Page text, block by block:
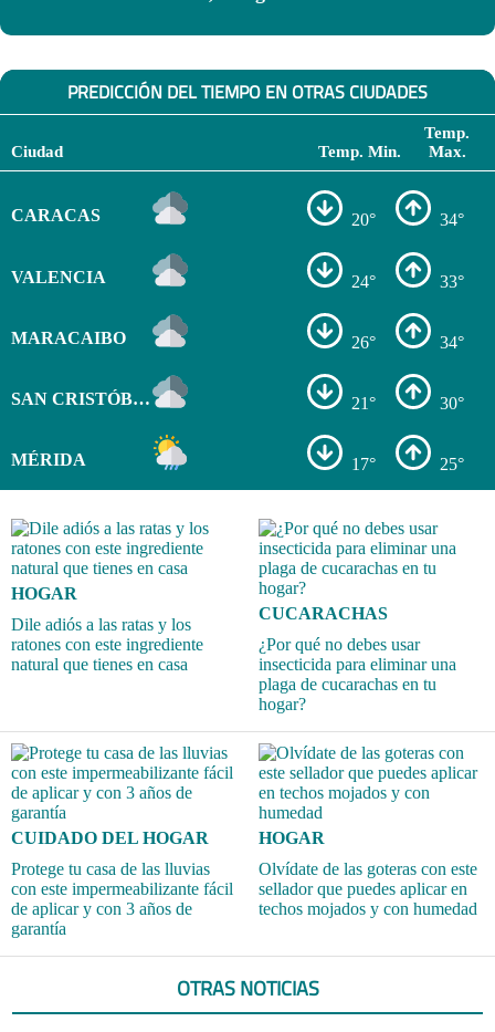
PREDICCIÓN DEL TIEMPO EN OTRAS CIUDADES
Ciudad Temp. Min.
Temp.
Max.
CARACAS 20° 34°
VALENCIA 24° 33°
MARACAIBO 26° 34°
SAN CRISTÓBAL 21° 30°
MÉRIDA 17° 25°
HOGAR
Dile adiós a las ratas y los
ratones con este ingrediente
natural que tienes en casa
CUCARACHAS
¿Por qué no debes usar
insecticida para eliminar una
plaga de cucarachas en tu
hogar?
CUIDADO DEL HOGAR
Protege tu casa de las lluvias
con este impermeabilizante fácil
de aplicar y con 3 años de
garantía
HOGAR
Olvídate de las goteras con este
sellador que puedes aplicar en
techos mojados y con humedad
OTRAS NOTICIAS